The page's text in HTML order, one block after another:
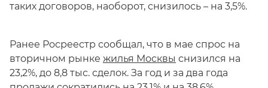
таких договоров, наоборот, снизилось – на 3,5%.
Ранее Росреестр сообщал, что в мае спрос на
вторичном рынке жилья Москвы снизился на
23,2%, до 8,8 тыс. сделок. За год и за два года